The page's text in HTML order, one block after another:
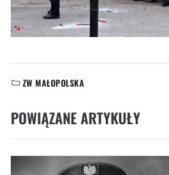
KATEGORIE:
ZW MAŁOPOLSKA
POWIĄZANE ARTYKUŁY